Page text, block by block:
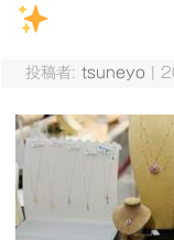
投稿者: tsuneyo